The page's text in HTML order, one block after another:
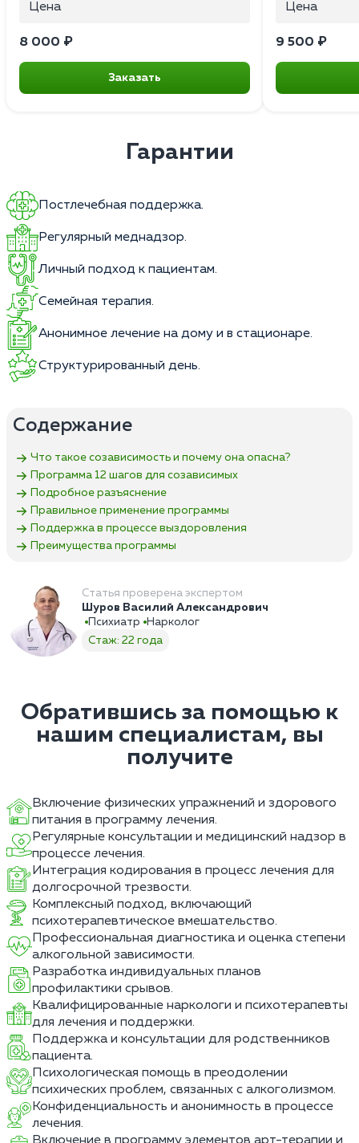
Цена
8 000 ₽
Заказать
Цена
9 500 ₽
Гарантии
Постлечебная поддержка.
Регулярный меднадзор.
Личный подход к пациентам.
Семейная терапия.
Анонимное лечение на дому и в стационаре.
Структурированный день.
Содержание
Что такое созависимость и почему она опасна?
Программа 12 шагов для созависимых
Подробное разъяснение
Правильное применение программы
Поддержка в процессе выздоровления
Преимущества программы
Статья проверена экспертом
Шуров Василий Александрович
Психиатр
Нарколог
Стаж: 22 года
Обратившись за помощью к
нашим специалистам, вы
получите
Включение физических упражнений и здорового
питания в программу лечения.
Регулярные консультации и медицинский надзор в
процессе лечения.
Интеграция кодирования в процесс лечения для
долгосрочной трезвости.
Комплексный подход, включающий
психотерапевтическое вмешательство.
Профессиональная диагностика и оценка степени
алкогольной зависимости.
Разработка индивидуальных планов
профилактики срывов.
Квалифицированные наркологи и психотерапевты
для лечения и поддержки.
Поддержка и консультации для родственников
пациента.
Психологическая помощь в преодолении
психических проблем, связанных с алкоголизмом.
Конфиденциальность и анонимность в процессе
лечения.
Включение в программу элементов арт-терапии и